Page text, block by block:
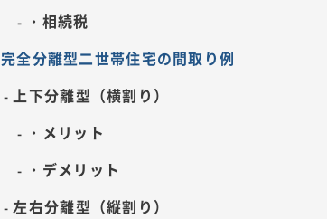
・相続税
完全分離型二世帯住宅の間取り例
上下分離型（横割り）
・メリット
・デメリット
左右分離型（縦割り）